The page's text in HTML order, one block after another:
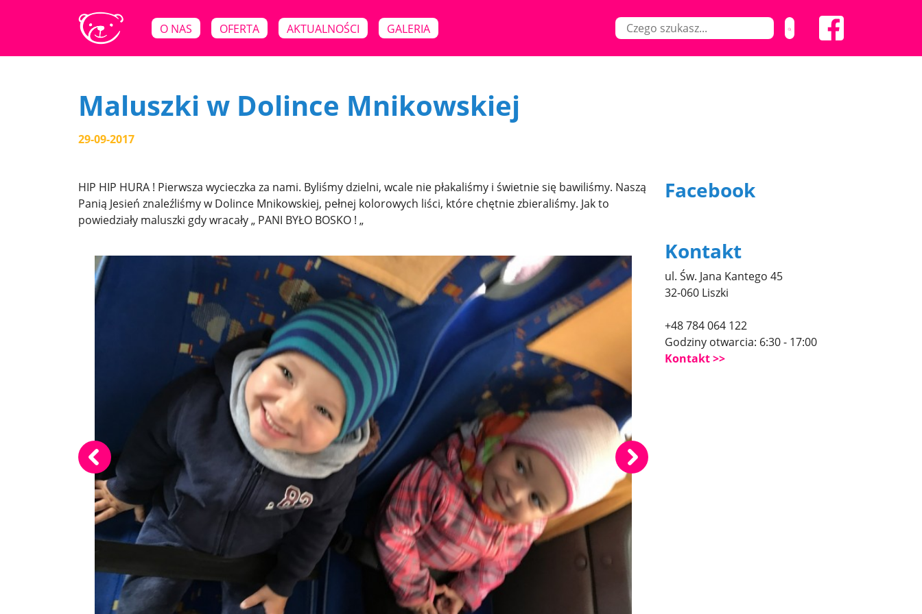
O NAS OFERTA AKTUALNOŚCI GALERIA
Maluszki w Dolince Mnikowskiej
29-09-2017
HIP HIP HURA ! Pierwsza wycieczka za nami. Byliśmy dzielni, wcale nie płakaliśmy i świetnie się bawiliśmy. Naszą
Panią Jesień znaleźliśmy w Dolince Mnikowskiej, pełnej kolorowych liści, które chętnie zbieraliśmy. Jak to
powiedziały maluszki gdy wracały „ PANI BYŁO BOSKO ! „
Facebook
Kontakt
ul. Św. Jana Kantego 45
32-060 Liszki
+48 784 064 122
Godziny otwarcia: 6:30 - 17:00
Kontakt